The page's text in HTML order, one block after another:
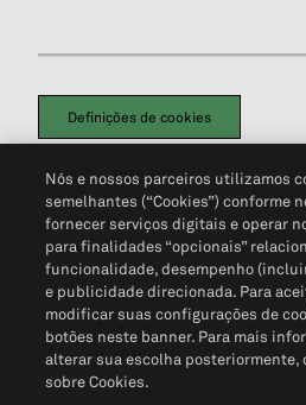
Definições de cookies
Política de PrivacidadePortal de
Não Venda Minhas Informações Pessoais
Nós e nossos parceiros utilizamos
semelhantes (“Cookies”) conforme
fornecer serviços digitais e operar
para finalidades “opcionais”
funcionalidade, desempenho
e publicidade direcionada. Para
modificar suas configurações de
botões neste banner. Para mais
alterar sua escolha posteriormente,
sobre Cookies.